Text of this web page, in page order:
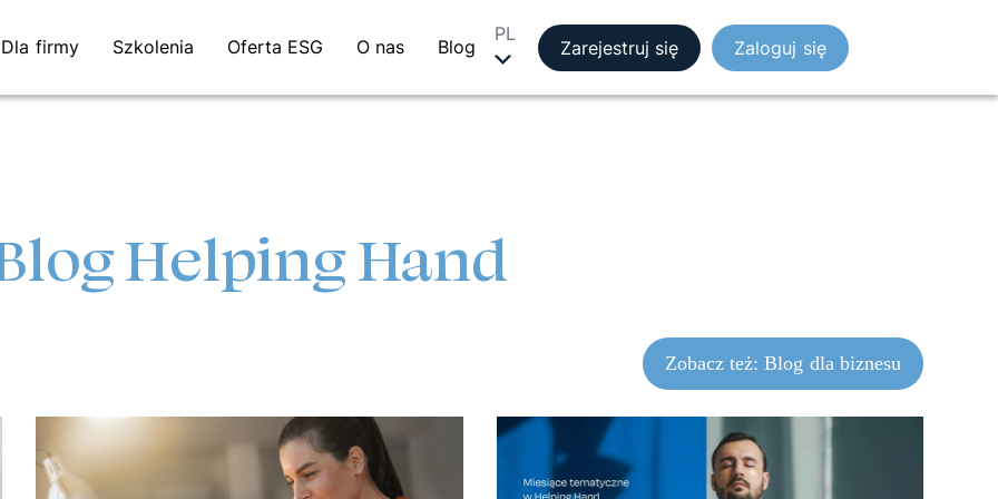
Dla firmy Szkolenia Oferta ESG O nas Blog
PL
Zarejestruj się Zaloguj się
Helping Hand
Zobacz też: Blog dla biznesu